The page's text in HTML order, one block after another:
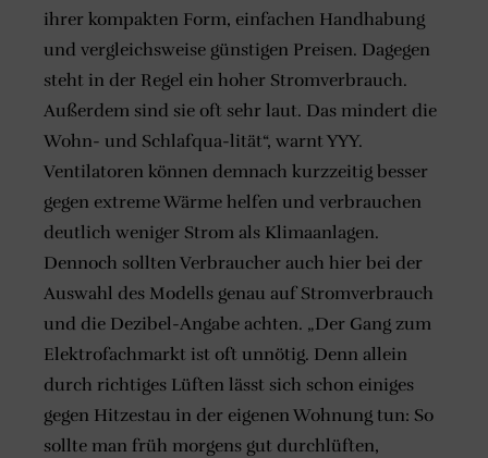
ihrer kompakten Form, einfachen Handhabung
und vergleichsweise günstigen Preisen. Dagegen
steht in der Regel ein hoher Stromverbrauch.
Außerdem sind sie oft sehr laut. Das mindert die
Wohn- und Schlafqua-lität“, warnt YYY.
Ventilatoren können demnach kurzzeitig besser
gegen extreme Wärme helfen und verbrauchen
deutlich weniger Strom als Klimaanlagen.
Dennoch sollten Verbraucher auch hier bei der
Auswahl des Modells genau auf Stromverbrauch
und die Dezibel-Angabe achten. „Der Gang zum
Elektrofachmarkt ist oft unnötig. Denn allein
durch richtiges Lüften lässt sich schon einiges
gegen Hitzestau in der eigenen Wohnung tun: So
sollte man früh morgens gut durchlüften,